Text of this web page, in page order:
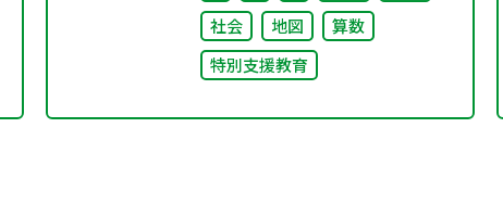
社会
地図
算数
特別支援教育